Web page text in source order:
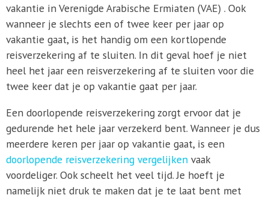
vakantie in Verenigde Arabische Ermiaten (VAE) . Ook
wanneer je slechts een of twee keer per jaar op
vakantie gaat, is het handig om een kortlopende
reisverzekering af te sluiten. In dit geval hoef je niet
heel het jaar een reisverzekering af te sluiten voor die
twee keer dat je op vakantie gaat per jaar.
Een doorlopende reisverzekering zorgt ervoor dat je
gedurende het hele jaar verzekerd bent. Wanneer je dus
meerdere keren per jaar op vakantie gaat, is een
doorlopende reisverzekering vergelijkenvaak
voordeliger. Ook scheelt het veel tijd. Je hoeft je
namelijk niet druk te maken dat je te laat bent met